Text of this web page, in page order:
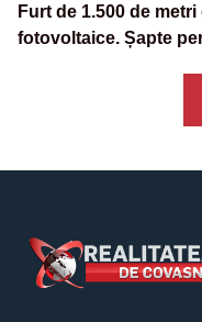
Furt de 1.500 de
fotovoltaice. Șapte